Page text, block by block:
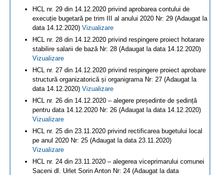
HCL nr. 29 din 14.12.2020 privind aprobarea contului de
execuție bugetară pe trim III al anului 2020 Nr: 29 (Adaugat la
data 14.12.2020) Vizualizare
HCL nr. 28 din 14.12.2020 privind respingere proiect hotarare
stabilire salarii de bază Nr: 28 (Adaugat la data 14.12.2020)
Vizualizare
HCL nr. 27 din 14.12.2020 privind respingere proiect aprobare
structură organizatorică și organigrama Nr: 27 (Adaugat la
data 14.12.2020) Vizualizare
HCL nr. 26 din 14.12.2020 – alegere președinte de ședință
pentru data 14.12.2020 Nr: 26 (Adaugat la data 14.12.2020)
Vizualizare
HCL nr. 25 din 23.11.2020 privind rectificarea bugetului local
pe anul 2020 Nr: 25 (Adaugat la data 23.11.2020)
Vizualizare
HCL nr. 24 din 23.11.2020 – alegerea viceprimarului comunei
Saceni dl. Urlet Sorin Anton Nr: 24 (Adaugat la data